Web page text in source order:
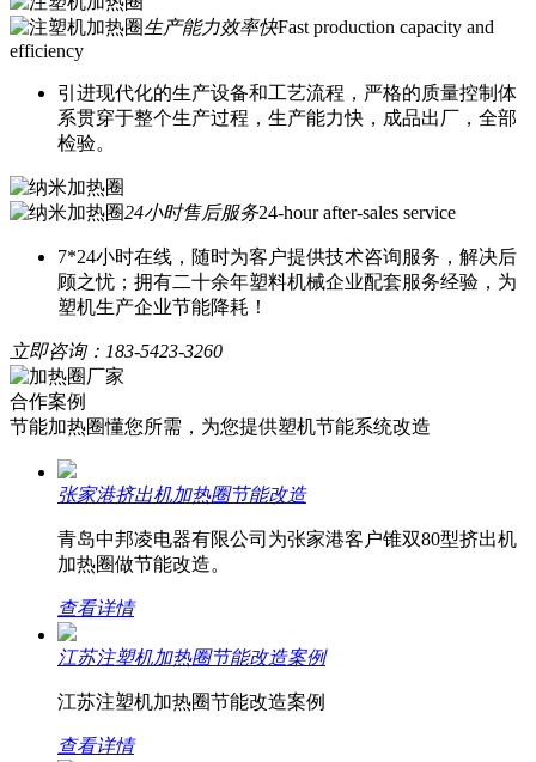
生产能力效率快Fast production capacity and
efficiency
引进现代化的生产设备和工艺流程，严格的质量控制体
系贯穿于整个生产过程，生产能力快，成品出厂，全部
检验。
24小时售后服务24-hour after-sales service
7*24小时在线，随时为客户提供技术咨询服务，解决后
顾之忧；拥有二十余年塑料机械企业配套服务经验，为
塑机生产企业节能降耗！
立即咨询： 183-5423-3260
合作案例
节能加热圈懂您所需，为您提供塑机节能系统改造
张家港挤出机加热圈节能改造
青岛中邦凌电器有限公司为张家港客户锥双80型挤出机
加热圈做节能改造。
查看详情
江苏注塑机加热圈节能改造案例
江苏注塑机加热圈节能改造案例
查看详情